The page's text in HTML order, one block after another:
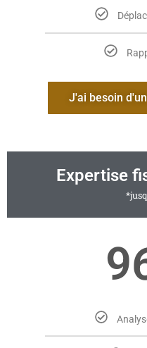
J'ai besoin
Expertise